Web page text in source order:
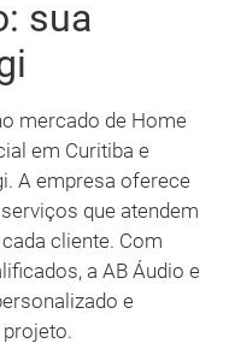
sua
mercado de Home
em Curitiba e
A empresa oferece
que atendem
cliente. Com
a AB Áudio e
e